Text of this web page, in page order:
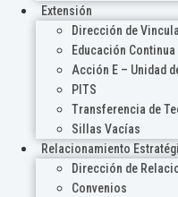
Extensión
Dirección de
Educación Continua
Acción E – Unidad
PITS
Transferencia de
Sillas Vacías
Relacionamiento
Dirección de
Convenios